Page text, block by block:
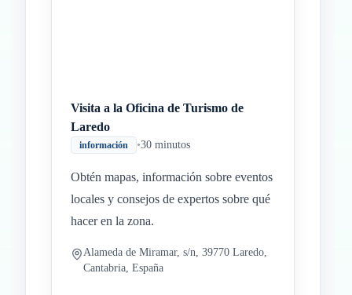
Visita a la Oficina de Turismo de
Laredo
información •30 minutos
Obtén mapas, información sobre eventos
locales y consejos de expertos sobre qué
hacer en la zona.
Alameda de Miramar, s/n, 39770 Laredo,
Cantabria, España